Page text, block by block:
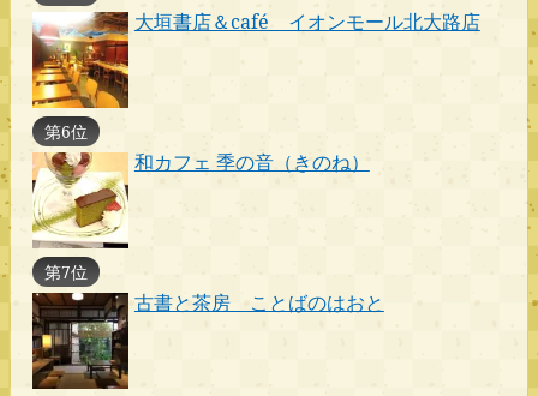
大垣書店＆café イオンモール北大路店
第6位
和カフェ 季の音（きのね）
第7位
古書と茶房 ことばのはおと